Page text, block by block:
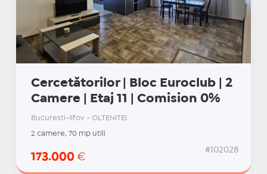
Cercetătorilor | Bloc Euroclub | 2
Camere | Etaj 11 | Comision 0%
Bucuresti-Ilfov - OLTENITEI
2 camere, 70 mp utili
173.000 €
#102028